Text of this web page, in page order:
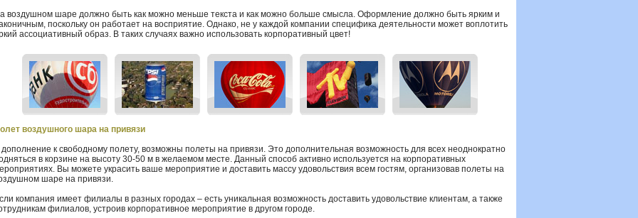
воздушном шаре должно быть как можно меньше текста и как можно больше смысла. Оформление должно быть ярким и
поскольку он работает на восприятие. Однако, не у каждой компании специфика деятельности может воплотить
ассоциативный образ. В таких случаях важно использовать корпоративный цвет!
воздушного шара на привязи
дополнение к свободному полету, возможны полеты на привязи. Это дополнительная возможность для всех неоднократно
в корзине на высоту 30-50 м в желаемом месте. Данный способ активно используется на корпоративных
Вы можете украсить ваше мероприятие и доставить массу удовольствия всем гостям, организовав полеты на
шаре на привязи.
компания имеет филиалы в разных городах – есть уникальная возможность доставить удовольствие клиентам, а также
филиалов, устроив корпоративное мероприятие в другом городе.